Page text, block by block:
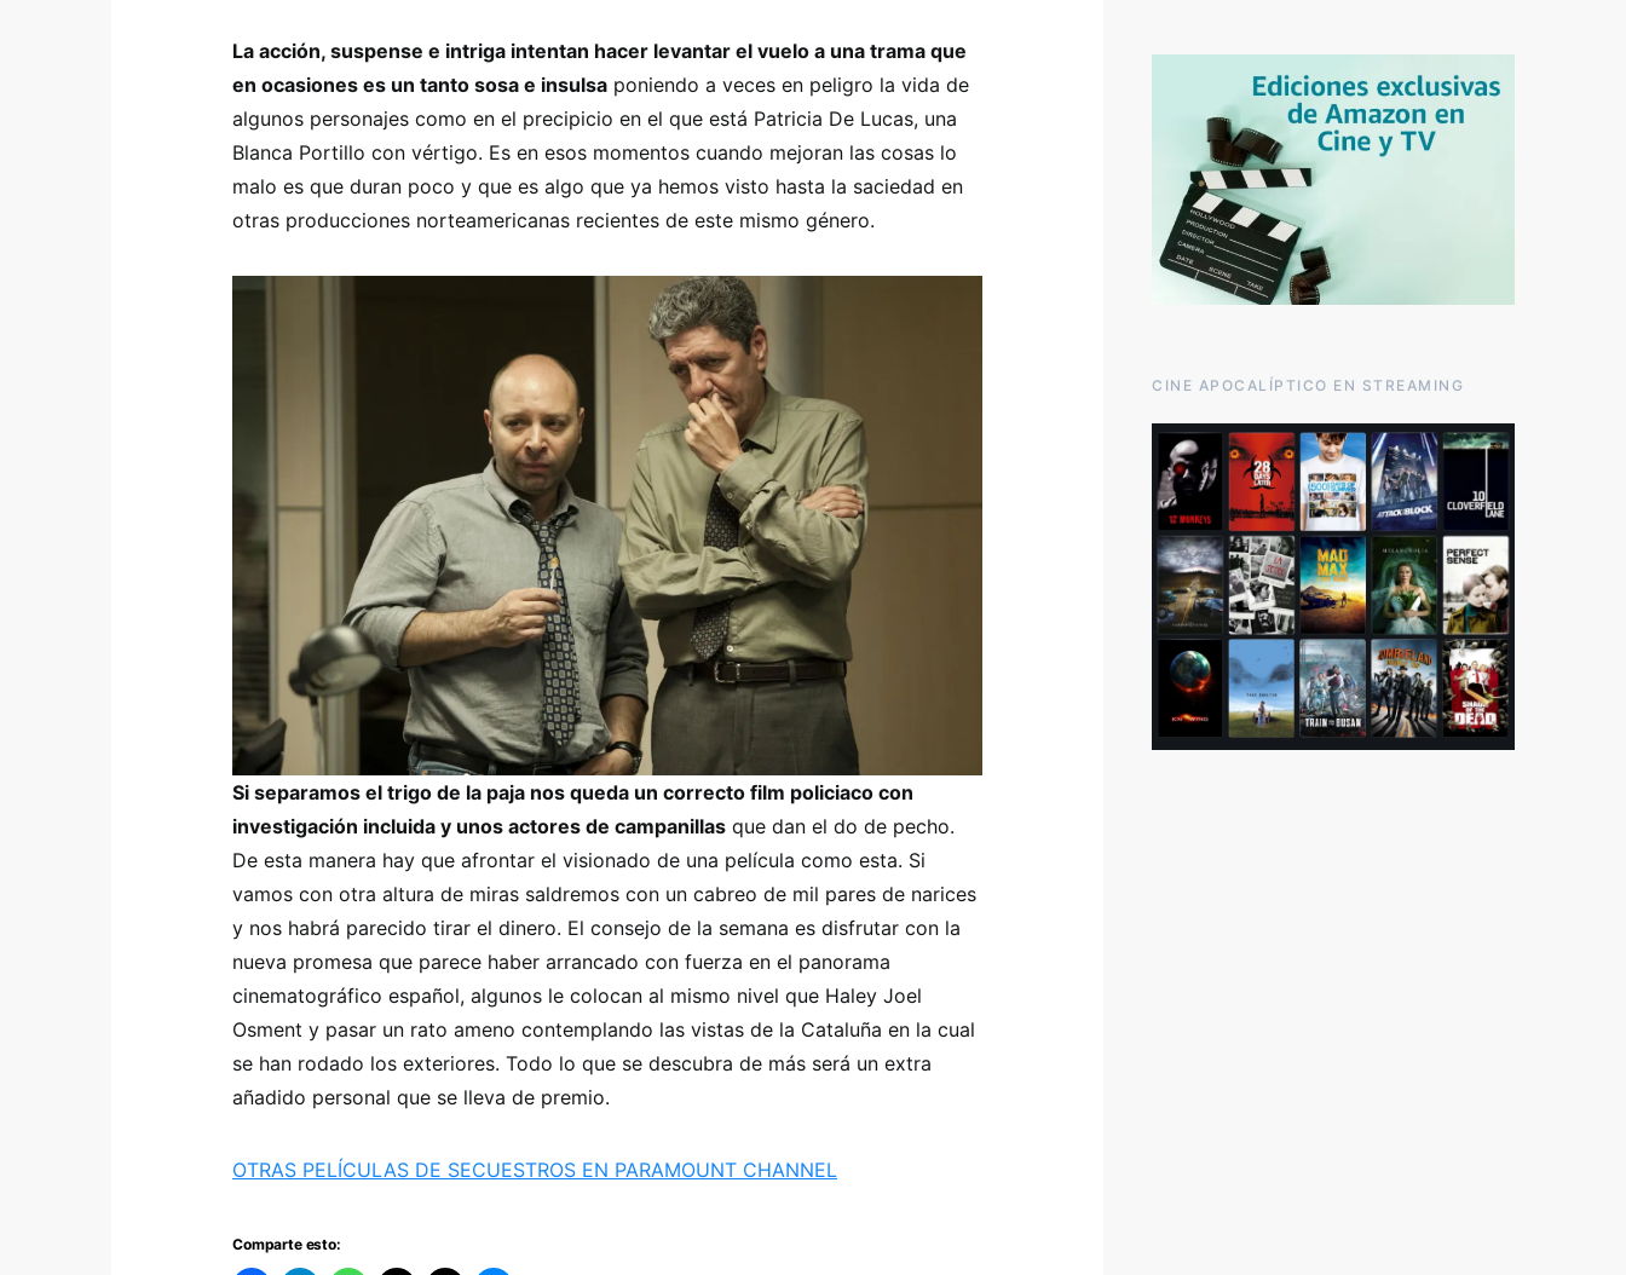
La acción, suspense e intriga intentan hacer levantar el vuelo a una trama que
en ocasiones es un tanto sosa e insulsa poniendo a veces en peligro la vida de
algunos personajes como en el precipicio en el que está Patricia De Lucas, una
Blanca Portillo con vértigo. Es en esos momentos cuando mejoran las cosas lo
malo es que duran poco y que es algo que ya hemos visto hasta la saciedad en
otras producciones norteamericanas recientes de este mismo género.
Si separamos el trigo de la paja nos queda un correcto film policiaco con
investigación incluida y unos actores de campanillas que dan el do de pecho.
De esta manera hay que afrontar el visionado de una película como esta. Si
vamos con otra altura de miras saldremos con un cabreo de mil pares de narices
y nos habrá parecido tirar el dinero. El consejo de la semana es disfrutar con la
nueva promesa que parece haber arrancado con fuerza en el panorama
cinematográfico español, algunos le colocan al mismo nivel que Haley Joel
Osment y pasar un rato ameno contemplando las vistas de la Cataluña en la cual
se han rodado los exteriores. Todo lo que se descubra de más será un extra
añadido personal que se lleva de premio.
OTRAS PELÍCULAS DE SECUESTROS EN PARAMOUNT CHANNEL
Comparte esto:
CINE APOCALÍPTICO EN STREAMING